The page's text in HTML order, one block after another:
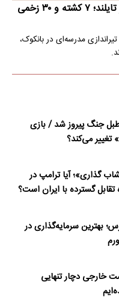
جزئیات تیراندازی در مدرسه‌ای در تایلند؛ ۷ کشته و ۳۰ زخمی
مدرسه‌ای در بانکوک،
جنگ پیروز شد / بازی
می‌کند؟
گذاری»؛ آیا ترامپ در
تقابل گسترده با ایران است؟
بهترین سرمایه‌گذاری در
خارجی دچار تنهایی